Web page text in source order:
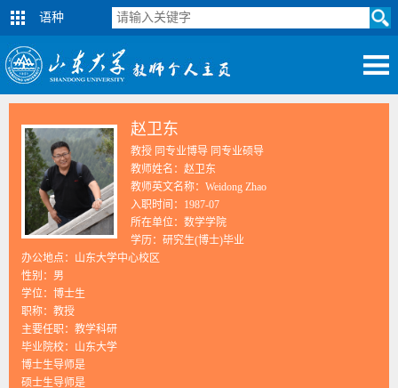
语种
赵卫东
教授 同专业博导 同专业硕导
教师姓名：赵卫东
教师英文名称：Weidong Zhao
入职时间：1987-07
所在单位：数学学院
学历：研究生(博士)毕业
办公地点：山东大学中心校区
性别：男
学位：博士生
职称：教授
主要任职：教学科研
毕业院校：山东大学
博士生导师是
硕士生导师是